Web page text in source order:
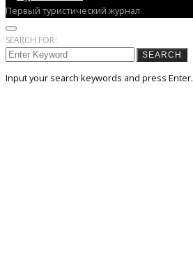
Первый туристический журнал
SEARCH FOR:
SEARCH
Input your search keywords and press Enter.